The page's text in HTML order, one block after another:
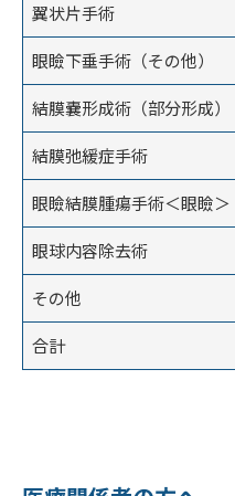
翼状片手術
眼瞼下垂手術（その他）
結膜嚢形成術（部分形成）
結膜弛緩症手術
眼瞼結膜腫瘍手術＜眼瞼＞
眼球内容除去術
その他
合計